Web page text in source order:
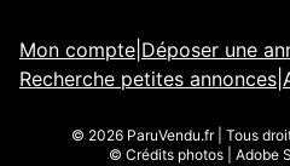
Mon compte Déposer une
Recherche petites annonces
© 2026 ParuVendu.fr | Tous
© Crédits photos | Adobe